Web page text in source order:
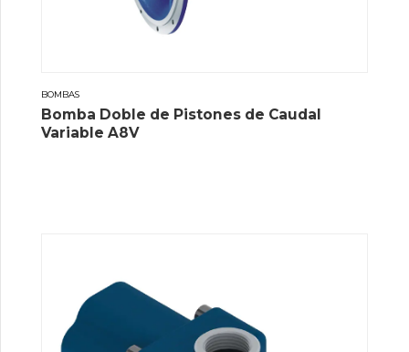
BOMBAS
Bomba Doble de Pistones de Caudal
Variable A8V